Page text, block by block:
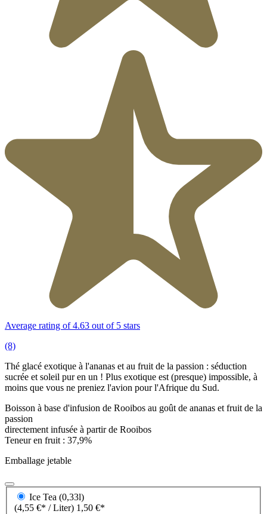
Average rating of 4.63 out of 5 stars
(8)
Thé glacé exotique à l'ananas et au fruit de la passion : séduction
sucrée et soleil pur en un ! Plus exotique est (presque) impossible, à
moins que vous ne preniez l'avion pour l'Afrique du Sud.
Boisson à base d'infusion de Rooibos au goût de ananas et fruit de la
passion
directement infusée à partir de Rooibos
Teneur en fruit : 37,9%
Emballage jetable
Ice Tea (0,33l)
(4,55 €* / Liter) 1,50 €*